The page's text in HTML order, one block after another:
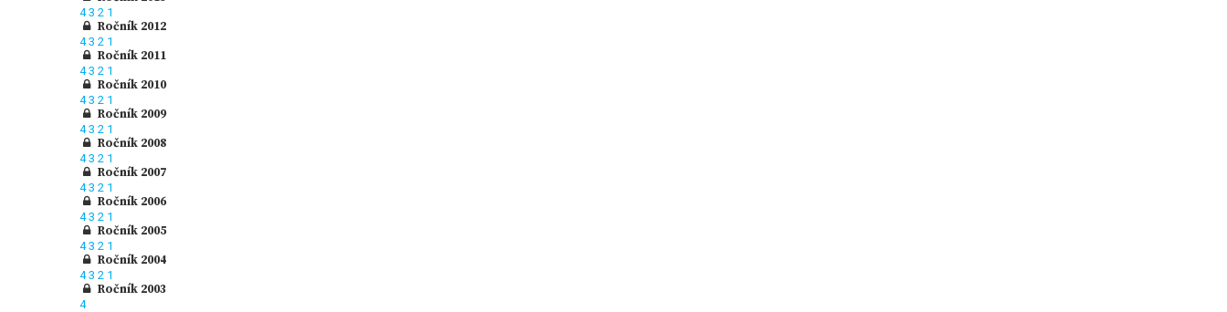
43 2 1
Ročník 2012
43 2 1
Ročník 2011
43 2 1
Ročník 2010
43 2 1
Ročník 2009
43 2 1
Ročník 2008
43 2 1
Ročník 2007
43 2 1
Ročník 2006
43 2 1
Ročník 2005
43 2 1
Ročník 2004
43 2 1
Ročník 2003
4